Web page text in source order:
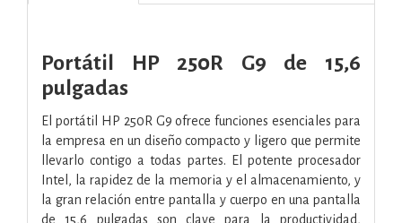
Portátil HP 250R G9 de 15,6
pulgadas
El portátil HP 250R G9 ofrece funciones esenciales para
la empresa en un diseño compacto y ligero que permite
llevarlo contigo a todas partes. El potente procesador
Intel, la rapidez de la memoria y el almacenamiento, y
la gran relación entre pantalla y cuerpo en una pantalla
de 15,6 pulgadas son clave para la productividad,